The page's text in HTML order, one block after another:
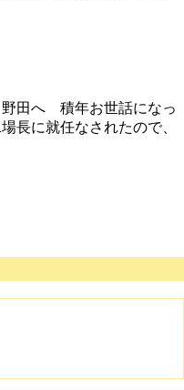
田へ 積年お世話になっ
長に就任なされたので、